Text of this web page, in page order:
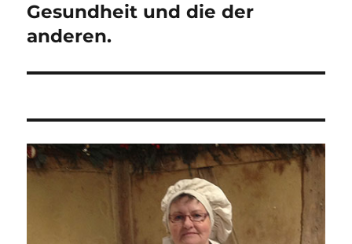
Beitrag:
Gesundheit und die der
anderen.